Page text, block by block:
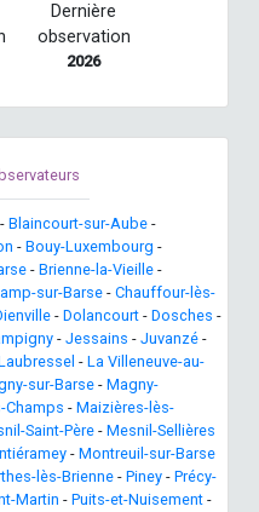
Dernière
observation
2026
- Blaincourt-sur-Aube -
- Bouy-Luxembourg -
- Brienne-la-Vieille -
sur-Barse- Chauffour-lès-
- Dolancourt - Dosches -
- Jessains - Juvanzé -
- La Villeneuve-au-
sur-Barse- Magny-
Champs - Maizières-lès-
Saint-Père - Mesnil-Sellières
- Montreuil-sur-Barse
lès-Brienne - Piney - Précy-
Martin - Puits-et-Nuisement -